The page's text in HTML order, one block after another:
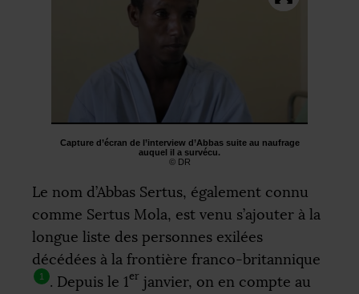
Capture d’écran de l’interview d’Abbas suite au naufrage
auquel il a survécu.
© DR
Le nom d’Abbas Sertus, également connu
comme Sertus Mola, est venu s’ajouter à la
longue liste des personnes exilées
décédées à la frontière franco-britannique
1 . Depuis le 1er janvier, on en compte au